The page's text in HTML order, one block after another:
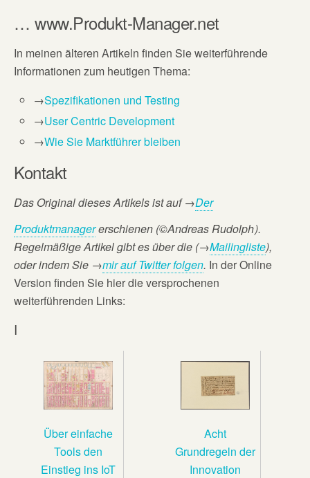
… www.Produkt-Manager.net
In meinen älteren Artikeln finden Sie weiterführende
Informationen zum heutigen Thema:
→Spezifikationen und Testing
→User Centric Development
→Wie Sie Marktführer bleiben
Kontakt
Das Original dieses Artikels ist auf→Der
Produktmanagererschienen (©Andreas Rudolph).
Regelmäßige Artikel gibt es über die (→Mailingliste),
oderindem Sie →mir auf Twitter folgen. In der Online
Version finden Sie hier die versprochenen
weiterführenden Links:
I
Über einfache
Tools den
Einstieg ins IoT
Acht
Grundregeln der
Innovation